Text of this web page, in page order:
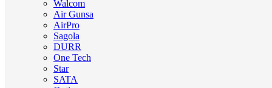
Walcom
Air Gunsa
AirPro
Sagola
DURR
One Tech
Star
SATA